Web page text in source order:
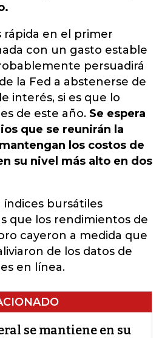
rápida en el primer
con un gasto estable
persuadirá
la Fed a abstenerse de
interés, si es que lo
de este año. Se espera
que se reunirán la
los costos de
su nivel más alto en dos
bursátiles
que los rendimientos de
cayeron a medida que
de los datos de
en línea.
se mantiene en su